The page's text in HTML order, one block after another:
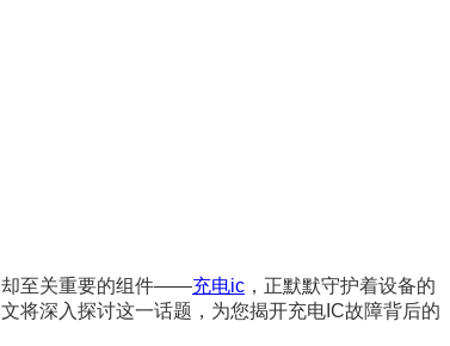
却至关重要的组件——充电ic ，正默默守护着设备的
将深入探讨这一话题，为您揭开充电IC故障背后的